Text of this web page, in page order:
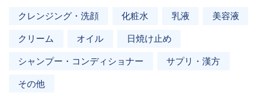
クレンジング・洗顔 化粧水 乳液 美容液
クリーム オイル 日焼け止め
シャンプー・コンディショナー サプリ・漢方
その他